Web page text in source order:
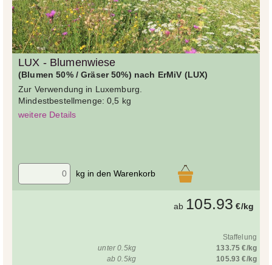
LUX - Blumenwiese
(Blumen 50% / Gräser 50%) nach ErMiV (LUX)
Zur Verwendung in Luxemburg.
Mindestbestellmenge: 0,5 kg
weitere Details
kg in den Warenkorb
ab 105.93 €/kg
Staffelung
unter 0.5kg
133.75 €/kg
ab 0.5kg
105.93 €/kg